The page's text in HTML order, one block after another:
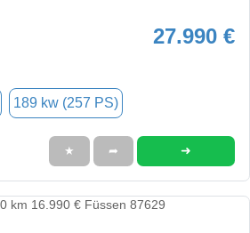
27.990 €
189 kw (257 PS)
★ ➦ ➜